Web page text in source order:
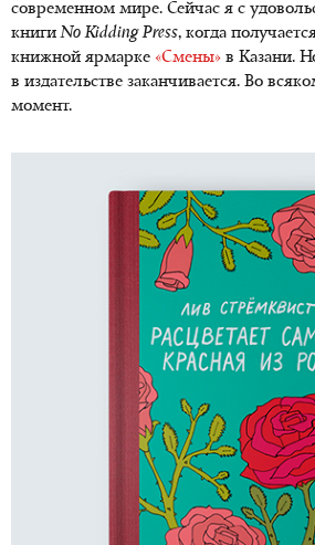
современном мире. Сейчас я с
книгиNo Kidding Press, когда
книжной ярмарке «Смены» в Казани.
в издательстве заканчивается. Во
момент.